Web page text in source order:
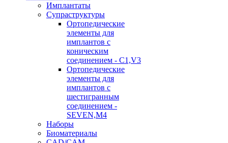
Имплантаты
Супраструктуры
Ортопедические
элементы для
имплантов с
коническим
соединением - C1,V3
Ортопедические
элементы для
имплантов с
шестигранным
соединением -
SEVEN,M4
Наборы
Биоматериалы